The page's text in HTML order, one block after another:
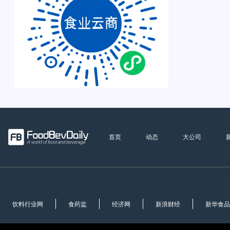
首页 动态 大公司
饮料行业网 食药监 经济网 新浪财经 新华食品